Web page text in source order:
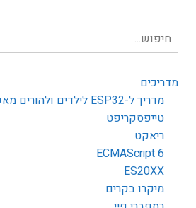
חיפוש
עבור:
מדריכים
מדריך ל-ESP32 לילדים ולהורים מאפס
טייפסקריפט
ריאקט
ECMAScript 6
ES20XX
מיקרו בקרים